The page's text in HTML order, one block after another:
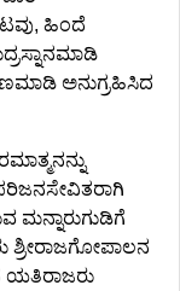
ಹಿಂದೆ
ಅನುಗ್ರಹಿಸಿದ
ಮನ್ನಾರುಗುಡಿಗೆ
ಶ್ರೀರಾಜಗೋಪಾಲನ
ಯತಿರಾಜರು